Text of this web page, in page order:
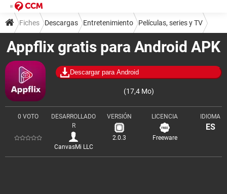
Appflix gratis para Android APK
Descargar para Android
(17,4 Mo)
0 VOTO
DESARROLLADO
R
CanvasMi LLC
VERSIÓN
2.0.3
LICENCIA
Freeware
IDIOMA
ES
Fiches Descargas Entretenimiento Películas, series y TV